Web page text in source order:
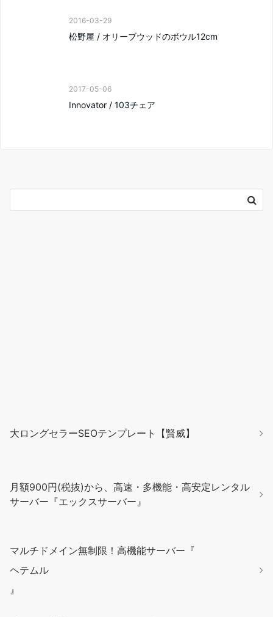
2016-03-29
松野屋 / オリーブウッドのボウル12cm
2017-05-06
Innovator / 103チェア
大ロングセラーSEOテンプレート【賢威】
月額900円(税抜)から、高速・多機能・高安定レンタル
サーバー『エックスサーバー』
マルチドメイン無制限！高機能サーバー『
ヘテムル
』